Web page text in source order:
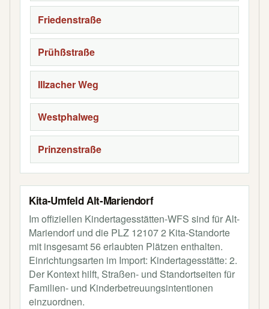
Friedenstraße
Prühßstraße
Illzacher Weg
Westphalweg
Prinzenstraße
Kita-Umfeld Alt-Mariendorf
Im offiziellen Kindertagesstätten-WFS sind für Alt-
Mariendorf und die PLZ 12107 2 Kita-Standorte
mit insgesamt 56 erlaubten Plätzen enthalten.
Einrichtungsarten im Import: Kindertagesstätte: 2.
Der Kontext hilft, Straßen- und Standortseiten für
Familien- und Kinderbetreuungsintentionen
einzuordnen.